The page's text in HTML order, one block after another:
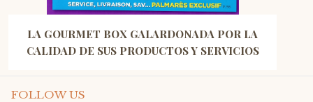
LA GOURMET BOX GALARDONADA POR LA
CALIDAD DE SUS PRODUCTOS Y SERVICIOS
FOLLOW US